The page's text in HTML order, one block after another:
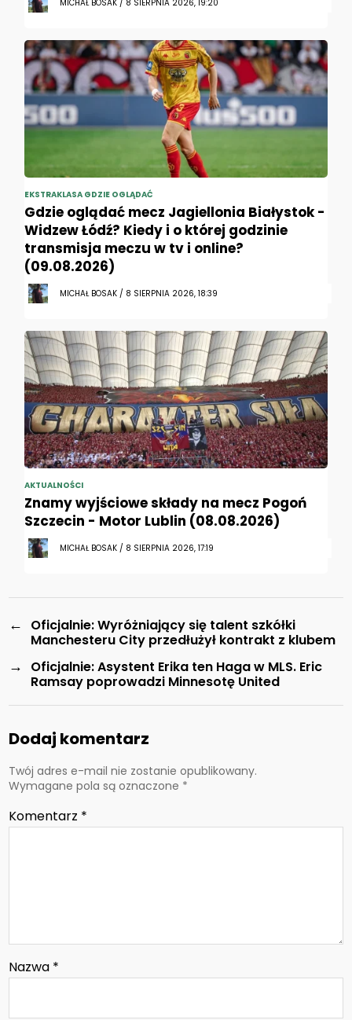
MICHAŁ BOSAK / 8 SIERPNIA 2026, 19:20
EKSTRAKLASA GDZIE OGLĄDAĆ
Gdzie oglądać mecz Jagiellonia Białystok -
Widzew Łódź? Kiedy i o której godzinie
transmisja meczu w tv i online?
(09.08.2026)
MICHAŁ BOSAK / 8 SIERPNIA 2026, 18:39
AKTUALNOŚCI
Znamy wyjściowe składy na mecz Pogoń
Szczecin - Motor Lublin (08.08.2026)
MICHAŁ BOSAK / 8 SIERPNIA 2026, 17:19
←
Oficjalnie: Wyróżniający się talent szkółki
Manchesteru City przedłużył kontrakt z klubem
→
Oficjalnie: Asystent Erika ten Haga w MLS. Eric
Ramsay poprowadzi Minnesotę United
Dodaj komentarz
Twój adres e-mail nie zostanie opublikowany.
Wymagane pola są oznaczone *
Komentarz *
Nazwa *